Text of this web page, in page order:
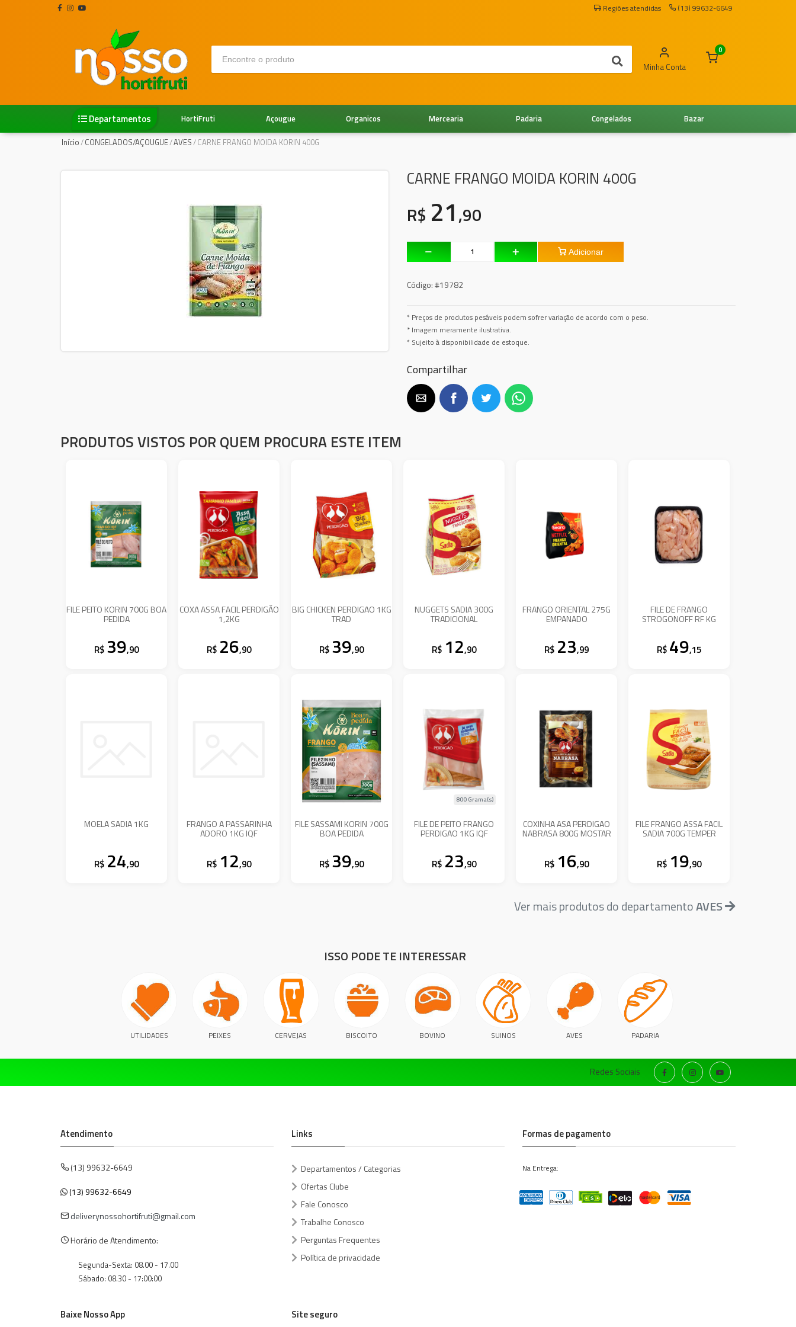
Regiões atendidas (13) 99632-6649
Minha Conta
0
Departamentos Bazar
Congelados
Padaria
Mercearia
Organicos
Açougue
HortiFruti
Início/CONGELADOS/AÇOUGUE/AVES/CARNE FRANGO MOIDA KORIN 400G
CARNE FRANGO MOIDA KORIN 400G
R$ 21,90
Adicionar
Código:#19782
* Preços de produtos pesáveis podem sofrer variação de acordo com o peso.
* Imagem meramente ilustrativa.
* Sujeito à disponibilidade de estoque.
Compartilhar
PRODUTOS VISTOS POR QUEM PROCURA ESTE ITEM
FILE PEITO KORIN 700G BOA
PEDIDA
R$ 39,90
COXA ASSA FACIL PERDIGÃO
1,2KG
R$ 26,90
BIG CHICKEN PERDIGAO 1KG
TRAD
R$ 39,90
NUGGETS SADIA 300G
TRADICIONAL
R$ 12,90
FRANGO ORIENTAL 275G
EMPANADO
R$ 23,99
FILE DE FRANGO
STROGONOFF RF KG
R$ 49,15
MOELA SADIA 1KG
R$ 24,90
FRANGO A PASSARINHA
ADORO 1KG IQF
R$ 12,90
FILE SASSAMI KORIN 700G
BOA PEDIDA
R$ 39,90
FILE DE PEITO FRANGO
PERDIGAO 1KG IQF
800 Grama(s)
R$ 23,90
COXINHA ASA PERDIGAO
NABRASA 800G MOSTAR
R$ 16,90
FILE FRANGO ASSA FACIL
SADIA 700G TEMPER
R$ 19,90
Ver mais produtos do departamentoAVES
ISSO PODE TE INTERESSAR
UTILIDADES PEIXES CERVEJAS BISCOITO BOVINO SUINOS AVES PADARIA
Redes Sociais
Atendimento
(13) 99632-6649
(13) 99632-6649
deliverynossohortifruti@gmail.com
Horário de Atendimento:
Segunda-Sexta: 08.00 - 17.00
Sábado: 08.30 - 17:00:00
Links
Departamentos / Categorias
Ofertas Clube
Fale Conosco
Trabalhe Conosco
Perguntas Frequentes
Política de privacidade
Formas de pagamento
Na Entrega:
Baixe Nosso App Site seguro